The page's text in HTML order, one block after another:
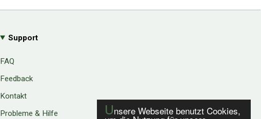
Unsere Webseite benutzt Cookies,
Support
FAQ
Feedback
Kontakt
Probleme & Hilfe